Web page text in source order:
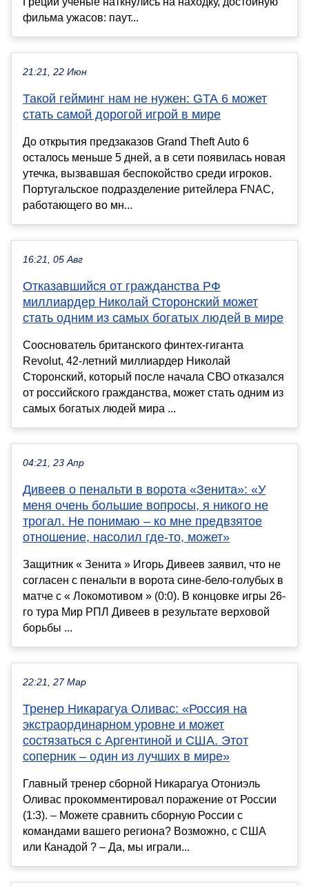
фильма ужасов: паут...
21:21, 22 Июн
Такой гейминг нам не нужен: GTA 6 может
стать самой дорогой игрой в мире
До открытия предзаказов Grand Theft Auto 6
осталось меньше 5 дней, а в сети появилась новая
утечка, вызвавшая беспокойство среди игроков.
Португальское подразделение ритейлера FNAC,
работающего во мн...
16:21, 05 Авг
Отказавшийся от гражданства РФ
миллиардер Николай Сторонский может
стать одним из самых богатых людей в мире
Сооснователь британского финтех-гиганта
Revolut, 42-летний миллиардер Николай
Сторонский, который после начала СВО отказался
от российского гражданства, может стать одним из
самых богатых людей мира ...
04:21, 23 Апр
Дивеев о пенальти в ворота «Зенита»: «У
меня очень большие вопросы, я никого не
трогал. Не понимаю – ко мне предвзятое
отношение, насолил где-то, может»
Защитник « Зенита » Игорь Дивеев заявил, что не
согласен с пенальти в ворота сине‑бело‑голубых в
матче с « Локомотивом » (0:0). В концовке игры 26-
го тура Мир РПЛ Дивеев в результате верховой
борьбы ...
22:21, 27 Мар
Тренер Никарагуа Оливас: «Россия на
экстраординарном уровне и может
состязаться с Аргентиной и США. Этот
соперник – один из лучших в мире»
Главный тренер сборной Никарагуа Отониэль
Оливас прокомментировал поражение от России
(1:3). – Можете сравнить сборную России с
командами вашего региона? Возможно, с США
или Канадой ? – Да, мы играли...